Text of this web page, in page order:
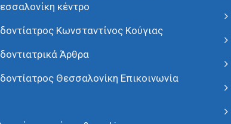
κέντρο
Κωνσταντίνος Κούγιας
Άρθρα
Θεσσαλονίκη Επικοινωνία